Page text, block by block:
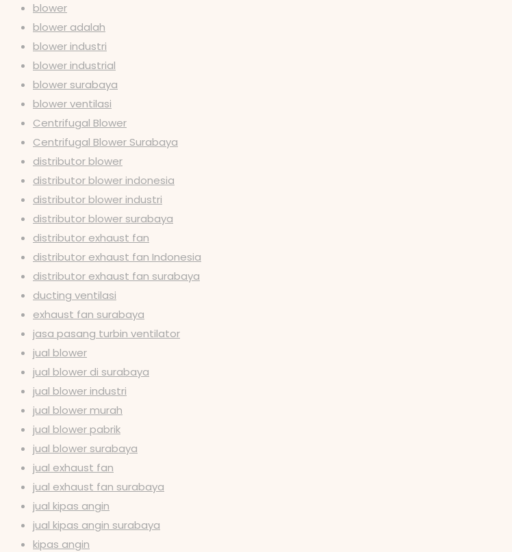
blower
blower adalah
blower industri
blower industrial
blower surabaya
blower ventilasi
Centrifugal Blower
Centrifugal Blower Surabaya
distributor blower
distributor blower indonesia
distributor blower industri
distributor blower surabaya
distributor exhaust fan
distributor exhaust fan Indonesia
distributor exhaust fan surabaya
ducting ventilasi
exhaust fan surabaya
jasa pasang turbin ventilator
jual blower
jual blower di surabaya
jual blower industri
jual blower murah
jual blower pabrik
jual blower surabaya
jual exhaust fan
jual exhaust fan surabaya
jual kipas angin
jual kipas angin surabaya
kipas angin